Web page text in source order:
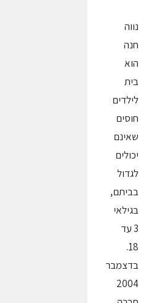
נווה
חנה
הוא
בית
לילדים
חוסים
שאינם
יכולים
לגדול
בביתם,
בגילאי
3 עד
18.
בדצמבר
2004